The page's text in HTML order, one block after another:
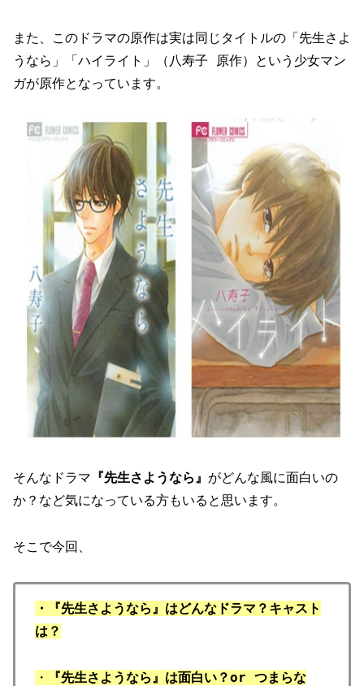
また、このドラマの原作は実は同じタイトルの「先生さよ
うなら」「ハイライト」（八寿子 原作）という少女マン
ガが原作となっています。
そんなドラマ 『先生さようなら』 がどんな風に面白いの
か？など気になっている方もいると思います。
そこで今回、
・『先生さようなら』はどんなドラマ？キャスト
は？
・
『先生さようなら』は面白い？or つまらな